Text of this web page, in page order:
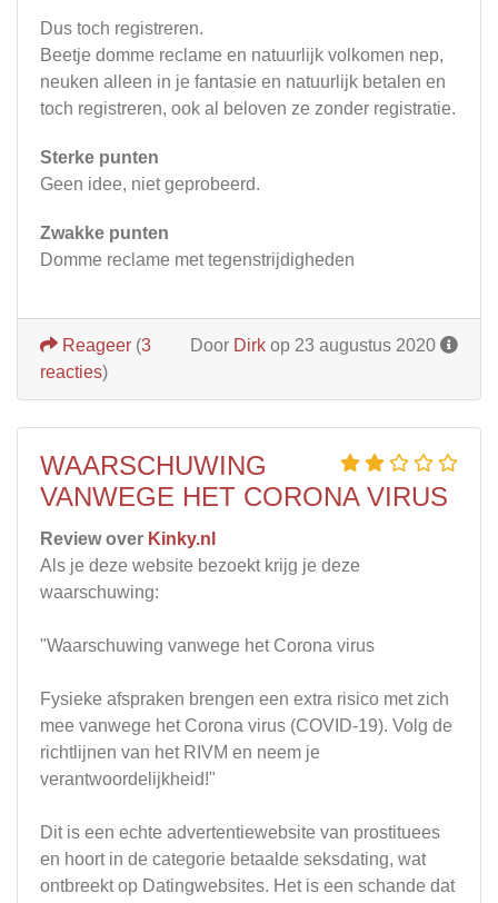
Dus toch registreren.
Beetje domme reclame en natuurlijk volkomen nep,
neuken alleen in je fantasie en natuurlijk betalen en
toch registreren, ook al beloven ze zonder registratie.
Sterke punten
Geen idee, niet geprobeerd.
Zwakke punten
Domme reclame met tegenstrijdigheden
Door Dirk op 23 augustus 2020
Reageer (3
reacties)
WAARSCHUWING
VANWEGE HET CORONA VIRUS
Review over Kinky.nl
Als je deze website bezoekt krijg je deze
waarschuwing:
"Waarschuwing vanwege het Corona virus
Fysieke afspraken brengen een extra risico met zich
mee vanwege het Corona virus (COVID-19). Volg de
richtlijnen van het RIVM en neem je
verantwoordelijkheid!"
Dit is een echte advertentiewebsite van prostituees
en hoort in de categorie betaalde seksdating, wat
ontbreekt op Datingwebsites. Het is een schande dat